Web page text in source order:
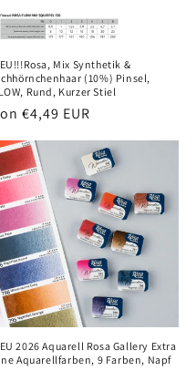
Mix Synthetik &
(10%) Pinsel,
Rund, Kurzer Stiel
€4,49 EUR
2026 Aquarell Rosa Gallery Extra
Aquarellfarben, 9 Farben, Napf